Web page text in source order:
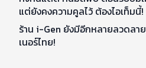
แต่ยังคงความคูลไว้ ต้องไอเท็มนี้!
ร้าน i-Gen ยังมีอีกหลายลวดลา
เนอร์ไทย!